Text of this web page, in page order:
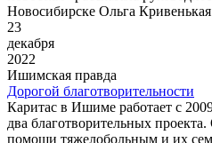
Новосибирске Ольга
23
декабря
2022
Ишимская правда
Дорогой благотворительности
Каритас в Ишиме работает с
два благотворительных
помощи тяжелобольным и их